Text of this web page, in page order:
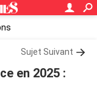
Sujet Suivant
en 2025 :